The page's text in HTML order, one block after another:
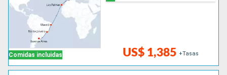
Comidas incluidas US$ 1,385 +Tasas